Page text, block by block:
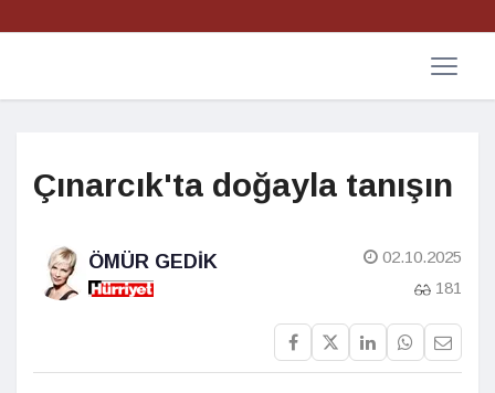
Çınarcık'ta doğayla tanışın
ÖMÜR GEDIK
02.10.2025
181